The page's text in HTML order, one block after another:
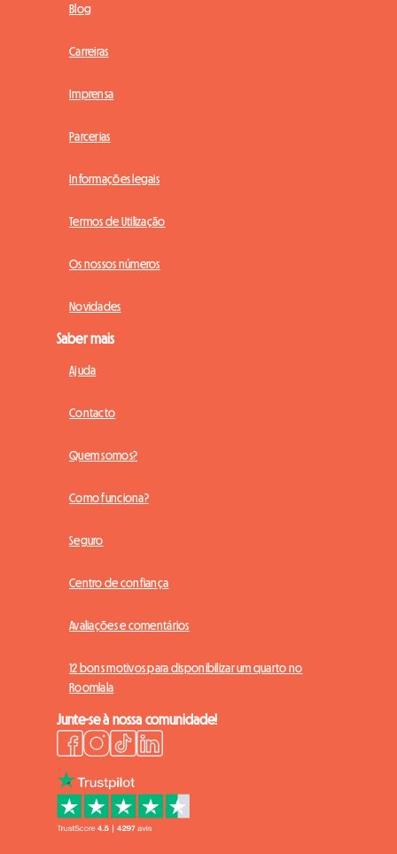
Blog
Carreiras
Imprensa
Parcerias
Informações legais
Termos de Utilização
Os nossos números
Novidades
Saber mais
Ajuda
Contacto
Quem somos?
Como funciona?
Seguro
Centro de confiança
Avaliações e comentários
12 bons motivos para disponibilizar um quarto no
Roomlala
Junte-se à nossa comunidade!